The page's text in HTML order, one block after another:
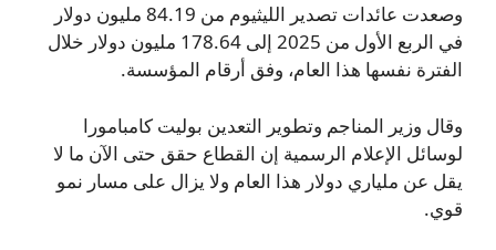
وصعدت عائدات تصدير الليثيوم من 84.19 مليون دولار
في الربع الأول من 2025 إلى 178.64 مليون دولار خلال
الفترة نفسها هذا العام، وفق أرقام المؤسسة.
وقال وزير المناجم وتطوير التعدين بوليت كامبامورا
لوسائل الإعلام الرسمية إن القطاع حقق حتى الآن ما لا
يقل عن ملياري دولار هذا العام ولا يزال على مسار نمو
قوي.